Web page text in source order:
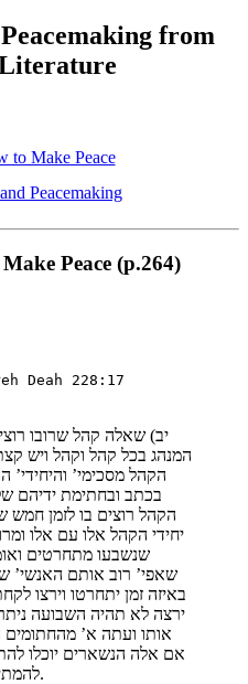
from
Literature
to Make Peace
Peacemaking
Peace (p.264)
Deah 228:17
יב) שאלה קהל שרובו
המנהג בכל קהל וקהל ויש
הקהל מסכימי’ והיחידי’
בכתב ובחתימת ידיהם
הקהל רוצים בו לזמן חמש
יחידי הקהל אלו עם אלו
שנשבעו מתחרטים
שאפי’ רוב אותם
באיזה זמן יתחרטו וירצו
ירצה לא תהיה השבועה
אותו ועתה א’ מהחתומים
אם אלה הנשארים יוכלו
להמתין שיבא אותו שהלך למרחקים.